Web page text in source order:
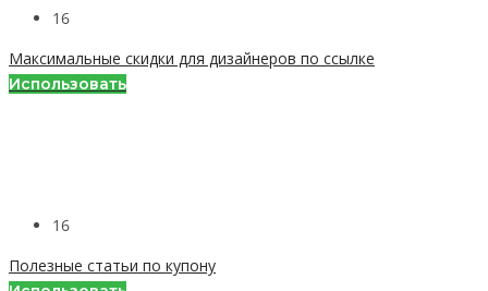
16
Максимальные скидки для дизайнеров по ссылке
Использовать
16
Полезные статьи по купону